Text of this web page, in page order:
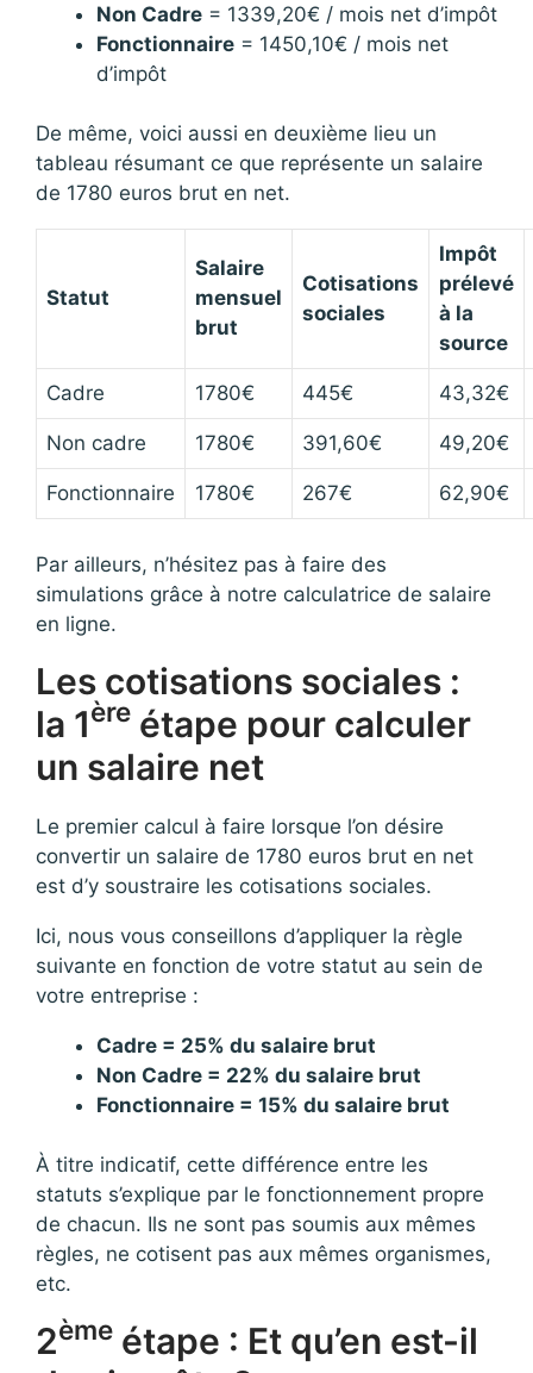
Non Cadre = 1339,20€ / mois net d’impôt
Fonctionnaire = 1450,10€ / mois net
d’impôt
De même, voici aussi en deuxième lieu un
tableau résumant ce que représente un salaire
de 1780 euros brut en net.
Statut
Salaire
mensuel
brut
Cotisations
sociales
Impôt
prélevé
à la
source
Cadre 1780€ 445€ 43,32€
Non cadre 1780€ 391,60€ 49,20€
Fonctionnaire 1780€ 267€ 62,90€
Par ailleurs, n’hésitez pas à faire des
simulations grâce à notre calculatrice de salaire
en ligne.
Les cotisations sociales :
la 1ère étape pour calculer
un salaire net
Le premier calcul à faire lorsque l’on désire
convertir un salaire de 1780 euros brut en net
est d’y soustraire les cotisations sociales.
Ici, nous vous conseillons d’appliquer la règle
suivante en fonction de votre statut au sein de
votre entreprise :
Cadre = 25% du salaire brut
Non Cadre = 22% du salaire brut
Fonctionnaire = 15% du salaire brut
À titre indicatif, cette différence entre les
statuts s’explique par le fonctionnement propre
de chacun. Ils ne sont pas soumis aux mêmes
règles, ne cotisent pas aux mêmes organismes,
etc.
2ème étape : Et qu’en est-il